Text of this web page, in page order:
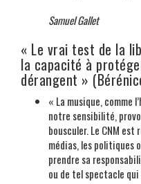
Samuel Gallet
« Le vrai test de la
la capacité à
dérangent »
« La musique, comme
notre sensibilité,
bousculer. Le CNM
médias, les politiques
prendre sa
ou de tel spectacle